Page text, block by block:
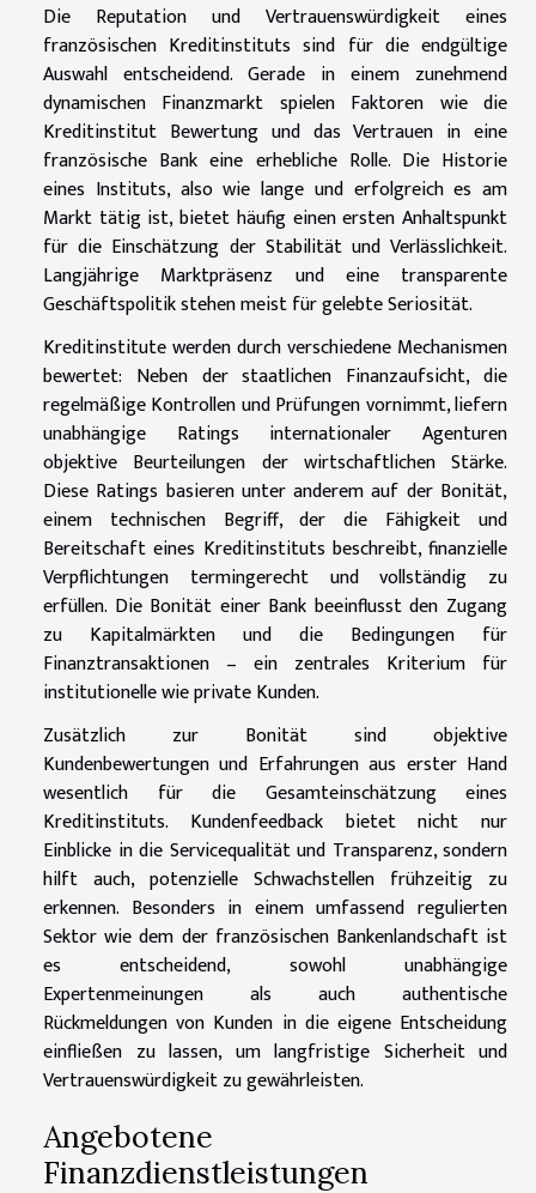
Die Reputation und Vertrauenswürdigkeit eines
französischen Kreditinstituts sind für die endgültige
Auswahl entscheidend. Gerade in einem zunehmend
dynamischen Finanzmarkt spielen Faktoren wie die
Kreditinstitut Bewertung und das Vertrauen in eine
französische Bank eine erhebliche Rolle. Die Historie
eines Instituts, also wie lange und erfolgreich es am
Markt tätig ist, bietet häufig einen ersten Anhaltspunkt
für die Einschätzung der Stabilität und Verlässlichkeit.
Langjährige Marktpräsenz und eine transparente
Geschäftspolitik stehen meist für gelebte Seriosität.
Kreditinstitute werden durch verschiedene Mechanismen
bewertet: Neben der staatlichen Finanzaufsicht, die
regelmäßige Kontrollen und Prüfungen vornimmt, liefern
unabhängige Ratings internationaler Agenturen
objektive Beurteilungen der wirtschaftlichen Stärke.
Diese Ratings basieren unter anderem auf der Bonität,
einem technischen Begriff, der die Fähigkeit und
Bereitschaft eines Kreditinstituts beschreibt, finanzielle
Verpflichtungen termingerecht und vollständig zu
erfüllen. Die Bonität einer Bank beeinflusst den Zugang
zu Kapitalmärkten und die Bedingungen für
Finanztransaktionen – ein zentrales Kriterium für
institutionelle wie private Kunden.
Zusätzlich zur Bonität sind objektive
Kundenbewertungen und Erfahrungen aus erster Hand
wesentlich für die Gesamteinschätzung eines
Kreditinstituts. Kundenfeedback bietet nicht nur
Einblicke in die Servicequalität und Transparenz, sondern
hilft auch, potenzielle Schwachstellen frühzeitig zu
erkennen. Besonders in einem umfassend regulierten
Sektor wie dem der französischen Bankenlandschaft ist
es entscheidend, sowohl unabhängige
Expertenmeinungen als auch authentische
Rückmeldungen von Kunden in die eigene Entscheidung
einfließen zu lassen, um langfristige Sicherheit und
Vertrauenswürdigkeit zu gewährleisten.
Angebotene
Finanzdienstleistungen